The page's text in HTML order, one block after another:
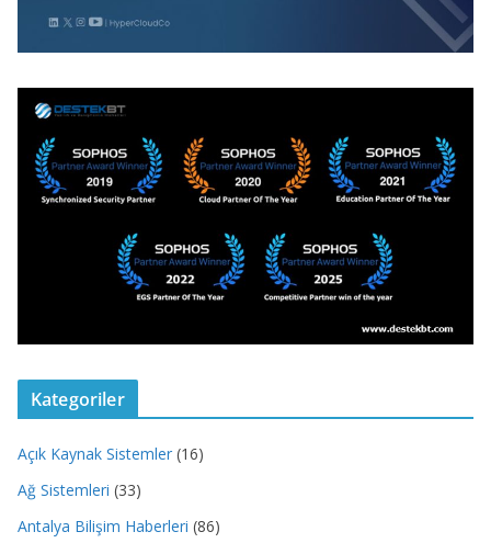
Kategoriler
Açık Kaynak Sistemler (16)
Ağ Sistemleri (33)
Antalya Bilişim Haberleri (86)